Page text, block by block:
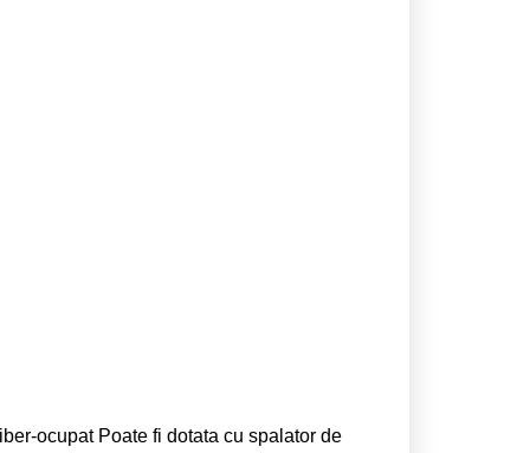
ocupat Poate fi dotata cu spalator de